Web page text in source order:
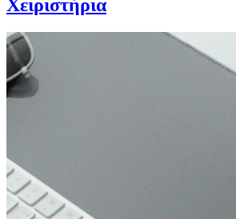
Χειριστήρια